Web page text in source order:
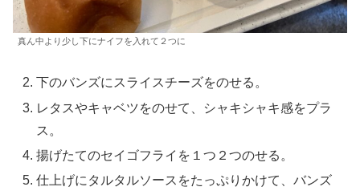
真ん中より少し下にナイフを入れて２つに
下のバンズにスライスチーズをのせる。
レタスやキャベツをのせて、シャキシャキ感をプラ
ス。
揚げたてのセイゴフライを１つ２つのせる。
仕上げにタルタルソースをたっぷりかけて、バンズ